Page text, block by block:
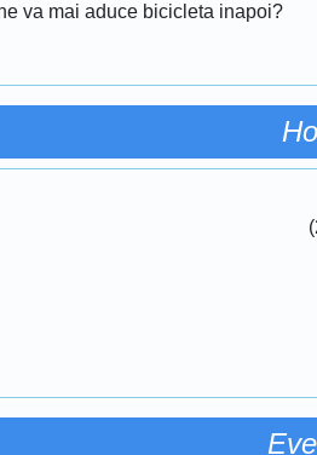
va mai aduce bicicleta inapoi?